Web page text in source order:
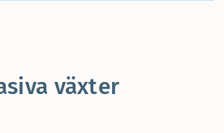
växter